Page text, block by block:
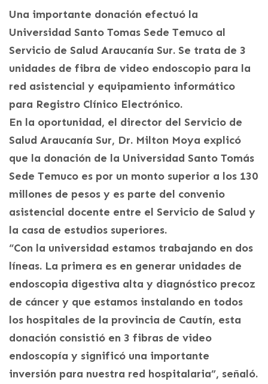
Una importante donación efectuó la
Universidad Santo Tomas Sede Temuco al
Servicio de Salud Araucanía Sur. Se trata de 3
unidades de fibra de video endoscopio para la
red asistencial y equipamiento informático
para Registro Clínico Electrónico.
En la oportunidad, el director del Servicio de
Salud Araucanía Sur, Dr. Milton Moya explicó
que la donación de la Universidad Santo Tomás
Sede Temuco es por un monto superior a los 130
millones de pesos y es parte del convenio
asistencial docente entre el Servicio de Salud y
la casa de estudios superiores.
“Con la universidad estamos trabajando en dos
líneas. La primera es en generar unidades de
endoscopia digestiva alta y diagnóstico precoz
de cáncer y que estamos instalando en todos
los hospitales de la provincia de Cautín, esta
donación consistió en 3 fibras de video
endoscopía y significó una importante
inversión para nuestra red hospitalaria”, señaló.